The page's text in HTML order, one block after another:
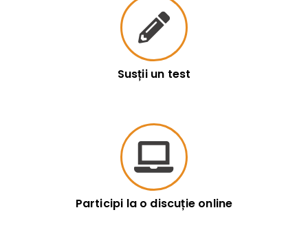
Susții un test
Participi la o discuție online